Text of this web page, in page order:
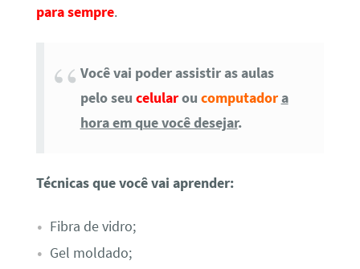
para sempre.
Você vai poder assistir as aulas
pelo seu celularou computador a
hora em que você desejar.
Técnicas que você vai aprender:
Fibra de vidro;
Gel moldado;